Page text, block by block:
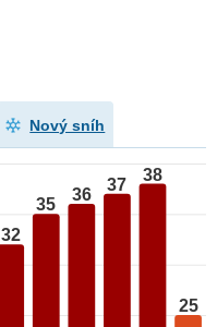
Nový sníh
32
35
36
37
38
25